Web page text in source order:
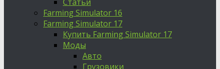
Farming Simulator 16
Farming Simulator 17
Купить Farming Simulator 17
Моды
Авто
Грузовики